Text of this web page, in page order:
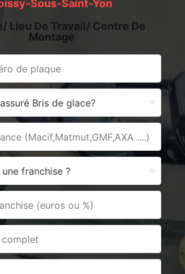
Sous-Saint-Yon
Lieu De Travail/ Centre De
Montage